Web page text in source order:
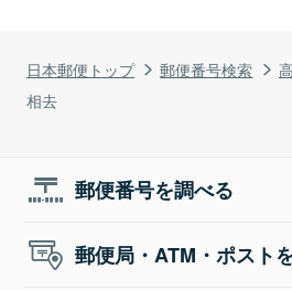
日本郵便トップ 郵便番号検索
相去
郵便番号を調べる
郵便局・ATM・ポスト